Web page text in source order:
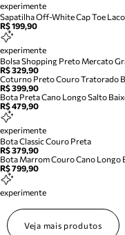
experimente
Sapatilha Off-White Cap Toe Laco
R$ 199,90
experimente
Bolsa Shopping Preto Mercato
R$ 329,90
Coturno Preto Couro Tratorado
R$ 399,90
Bota Preta Cano Longo Salto
R$ 479,90
experimente
Bota Classic Couro Preta
R$ 379,90
Bota Marrom Couro Cano Longo
R$ 799,90
experimente
Veja mais produtos